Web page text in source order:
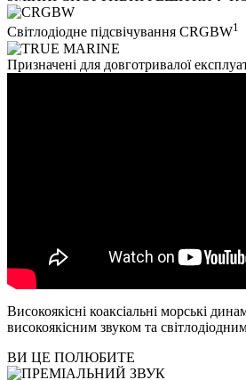
Світлодіодне підсвічування CRGBW1
Призначені для довготривалої
Високоякісні коаксіальні морські
високоякісним звуком та
ВИ ЦЕ ПОЛЮБИТЕ